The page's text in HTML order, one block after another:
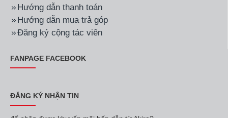
Hướng dẫn thanh toán
Hướng dẫn mua trả góp
Đăng ký cộng tác viên
FANPAGE FACEBOOK
ĐĂNG KÝ NHẬN TIN